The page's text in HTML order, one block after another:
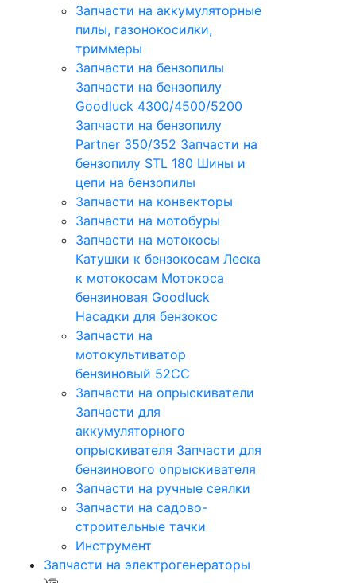
Запчасти на аккумуляторные
пилы, газонокосилки,
триммеры
Запчасти на бензопилы
Запчасти на бензопилу
Goodluck 4300/4500/5200
Запчасти на бензопилу
Partner 350/352 Запчасти на
бензопилу STL 180 Шины и
цепи на бензопилы
Запчасти на конвекторы
Запчасти на мотобуры
Запчасти на мотокосы
Катушки к бензокосам Леска
к мотокосам Мотокоса
бензиновая Goodluck
Насадки для бензокос
Запчасти на
мотокультиватор
бензиновый 52СС
Запчасти на опрыскиватели
Запчасти для
аккумуляторного
опрыскивателя Запчасти для
бензинового опрыскивателя
Запчасти на ручные сеялки
Запчасти на садово-
строительные тачки
Инструмент
Запчасти на электрогенераторы